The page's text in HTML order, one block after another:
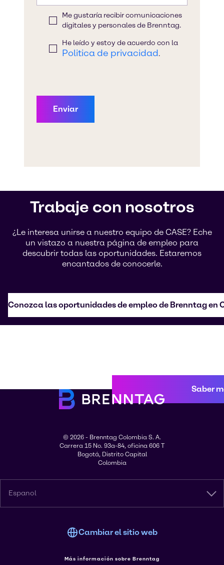
Trabaje con nosotros
¿Le interesa unirse a nuestro equipo de CASE? Eche
un vistazo a nuestra página de empleo para
descubrir todas las oportunidades. Estaremos
encantados de conocerle.
Conozca las oportunidades de empleo de Brenntag en
Saber
© 2026 - Brenntag Colombia S. A.
Carrera 15 No. 93a-84, oficina 606 T
Bogotá, Distrito Capital
Colombia
Espanol
Cambiar el sitio web
Más información sobre Brenntag